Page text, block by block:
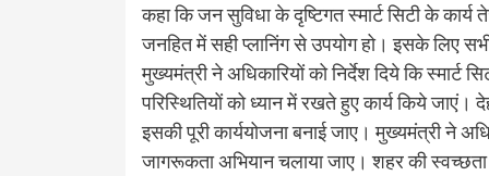
कहा कि जन सुविधा के दृष्टिगत स्मार्ट सिटी के
जनहित में सही प्लानिंग से उपयोग हो। इसके लिए
मुख्यमंत्री ने अधिकारियों को निर्देश दिये कि
परिस्थितियों को ध्यान में रखते हुए कार्य किये
इसकी पूरी कार्ययोजना बनाई जाए। मुख्यमंत्री ने
जागरूकता अभियान चलाया जाए। शहर की स्वच्छता